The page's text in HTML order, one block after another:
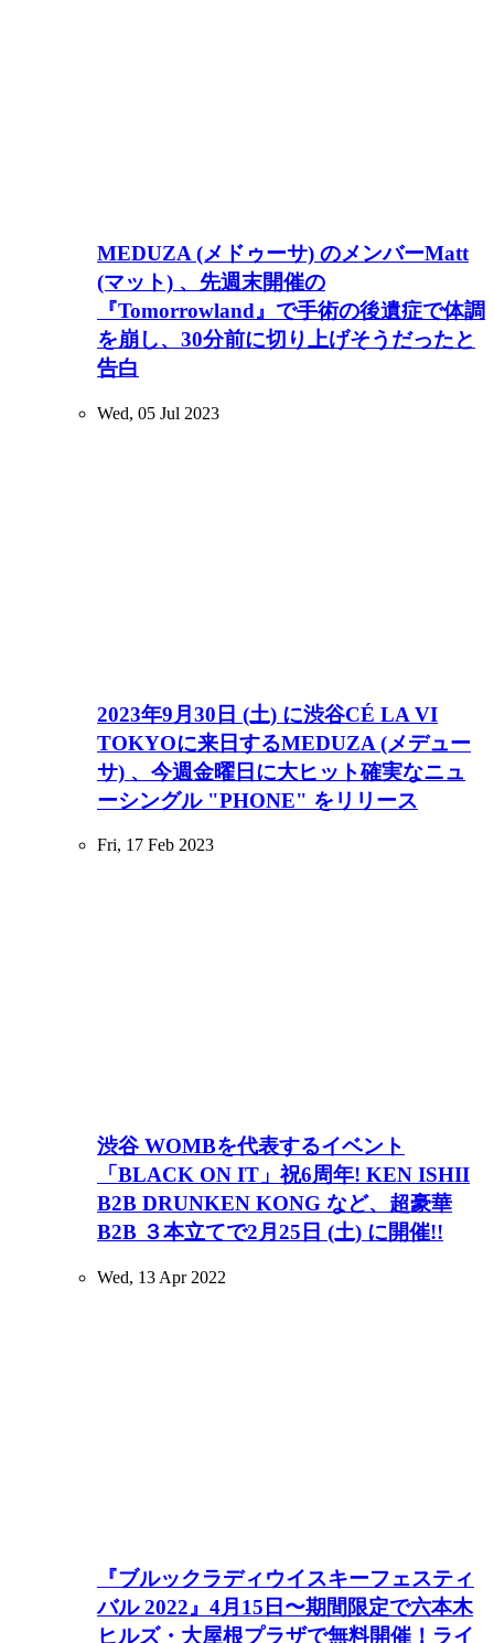
MEDUZA (メドゥーサ) のメンバーMatt
(マット) 、先週末開催の
『Tomorrowland』で手術の後遺症で体調
を崩し、30分前に切り上げそうだったと
告白
Wed, 05 Jul 2023
2023年9月30日 (土) に渋谷CÉ LA VI
TOKYOに来日するMEDUZA (メデュー
サ) 、今週金曜日に大ヒット確実なニュ
ーシングル "PHONE" をリリース
Fri, 17 Feb 2023
渋谷 WOMBを代表するイベント
「BLACK ON IT」祝6周年! KEN ISHII
B2B DRUNKEN KONG など、超豪華
B2B ３本立てで2月25日 (土) に開催!!
Wed, 13 Apr 2022
『ブルックラディウイスキーフェスティ
バル 2022』4月15日〜期間限定で六本木
ヒルズ・大屋根プラザで無料開催！ライ